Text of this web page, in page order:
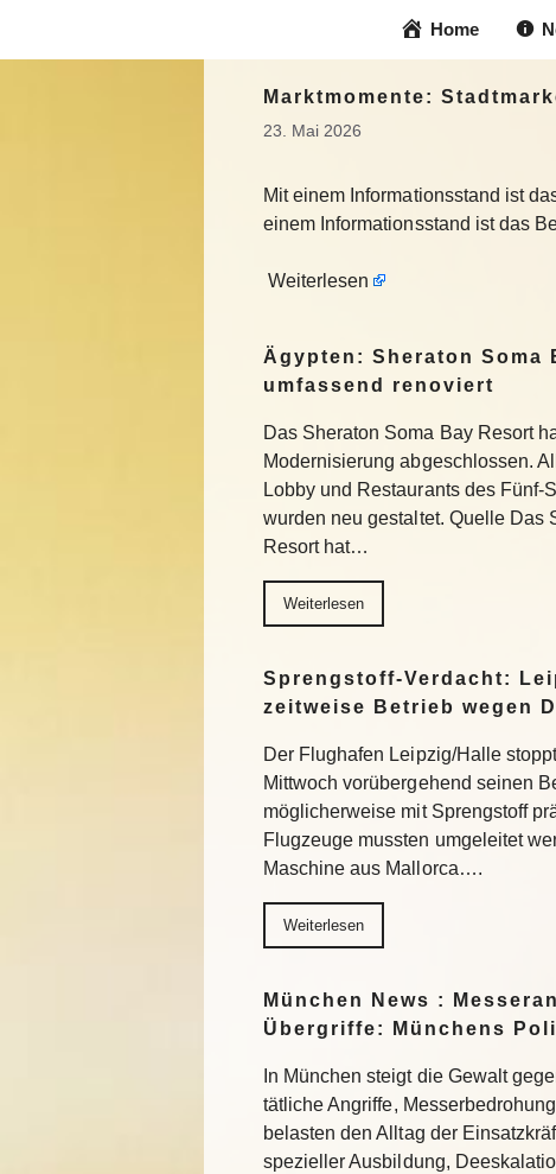
Home
Marktmomente:
23. Mai 2026
Mit einem Informationsstand ist
einem Informationsstand ist das
Weiterlesen
Ägypten: Sheraton Soma
umfassend renoviert
Das Sheraton Soma Bay Resort
Modernisierung abgeschlossen.
Lobby und Restaurants des Fünf-
wurden neu gestaltet. Quelle Das
Resort hat…
Weiterlesen
Sprengstoff-Verdacht:
zeitweise Betrieb wegen
Der Flughafen Leipzig/Halle
Mittwoch vorübergehend seinen
möglicherweise mit Sprengstoff
Flugzeuge mussten umgeleitet
Maschine aus Mallorca….
Weiterlesen
München News :
Übergriffe: Münchens
In München steigt die Gewalt
tätliche Angriffe,
belasten den Alltag der
spezieller Ausbildung,